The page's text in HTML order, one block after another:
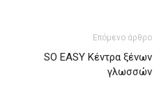
Επόμενο άρθρο
SO EASY Κέντρα ξένων
γλωσσών